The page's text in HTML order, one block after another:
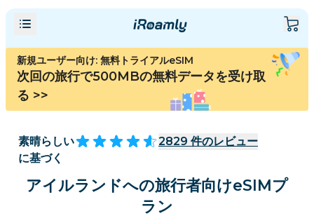
新規ユーザー向け: 無料トライアルeSIM
次回の旅行で500MBの無料データを受け取
る >>
素晴らしい 2829 件のレビュー
に基づく
アイルランドへの旅行者向けeSIMプ
ラン